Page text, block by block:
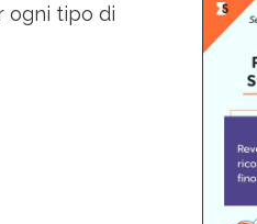
ogni tipo di